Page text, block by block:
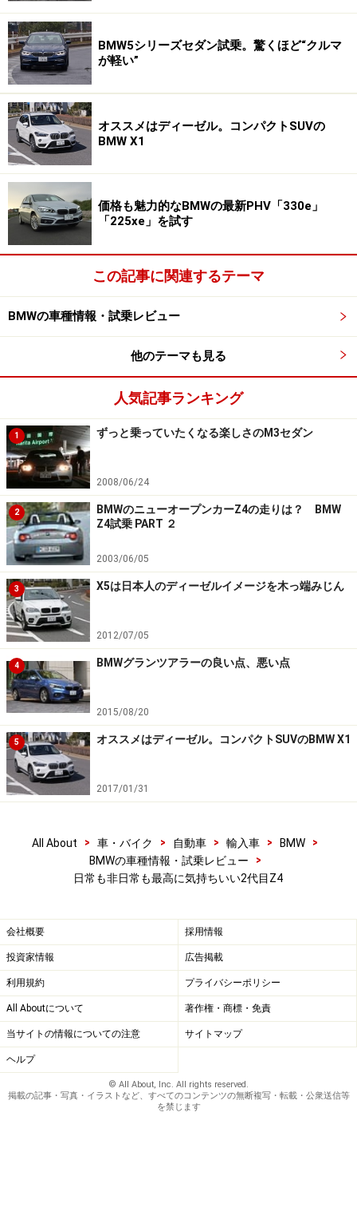
1/3 次のページへ
BMW5シリーズセダン試乗。驚くほど“クルマ
が軽い”
オススメはディーゼル。コンパクトSUVの
BMW X1
価格も魅力的なBMWの最新PHV「330e」
「225xe」を試す
この記事に関連するテーマ
BMWの車種情報・試乗レビュー
他のテーマも見る
人気記事ランキング
1 ずっと乗っていたくなる楽しさのM3セダン
2008/06/24
2
BMWのニューオープンカーZ4の走りは？ BMW
Z4試乗 PART ２
2003/06/05
3 X5は日本人のディーゼルイメージを木っ端みじん
2012/07/05
4 BMWグランツアラーの良い点、悪い点
2015/08/20
5 オススメはディーゼル。コンパクトSUVのBMW X1
2017/01/31
All About > 車・バイク > 自動車 > 輸入車 > BMW
>
BMWの車種情報・試乗レビュー
>
日常も非日常も最高に気持ちいい2代目Z4
会社概要 採用情報
投資家情報 広告掲載
利用規約 プライバシーポリシー
All Aboutについて 著作権・商標・免責
当サイトの情報についての注意 サイトマップ
ヘルプ
© All About, Inc. All rights reserved.
掲載の記事・写真・イラストなど、すべてのコンテンツの無断複写・転載・公衆送信等
を禁じます